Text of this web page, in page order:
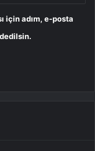
için adım, e-posta